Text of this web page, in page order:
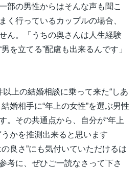
部の男性からはそんな声も聞こ
く行っているカップルの場合、
ん。「うちの奥さんは人生経験
を立てる”配慮も出来るんです」
上の結婚相談に乗って来た“しあ
婚相手に“年上の女性”を選ぶ男性
。その共通点から、自分が“年上
かを推測出来ると思います
良さ”にも気付いていただけるは
考に、ぜひご一読なさって下さ